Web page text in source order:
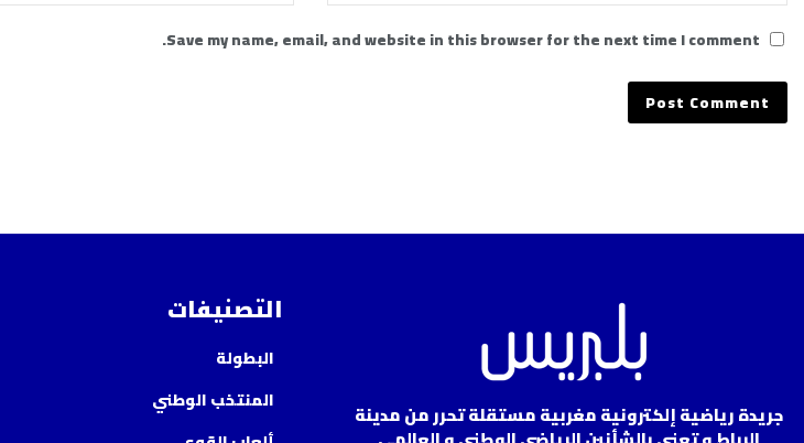
Save my name, email, and website in this browser for the next time I comment.
جريدة رياضية إلكترونية مغربية مستقلة تحرر من مدينة
التصنيفات
البطولة
المنتخب الوطني